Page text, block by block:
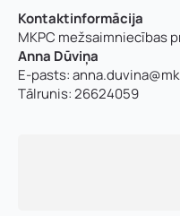
Kontaktinformācija
MKPC mežsaimniecības
Anna Dūviņa
E-pasts:
Tālrunis: 26624059